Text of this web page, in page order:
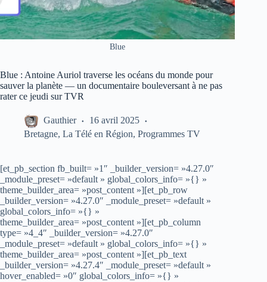
Blue
Blue : Antoine Auriol traverse les océans du monde pour
sauver la planète — un documentaire bouleversant à ne pas
rater ce jeudi sur TVR
Gauthier
16 avril 2025
Bretagne, La Télé en Région, Programmes TV
[et_pb_section fb_built= »1″ _builder_version= »4.27.0″
_module_preset= »default » global_colors_info= »{} »
theme_builder_area= »post_content »][et_pb_row
_builder_version= »4.27.0″ _module_preset= »default »
global_colors_info= »{} »
theme_builder_area= »post_content »][et_pb_column
type= »4_4″ _builder_version= »4.27.0″
_module_preset= »default » global_colors_info= »{} »
theme_builder_area= »post_content »][et_pb_text
_builder_version= »4.27.4″ _module_preset= »default »
hover_enabled= »0″ global_colors_info= »{} »